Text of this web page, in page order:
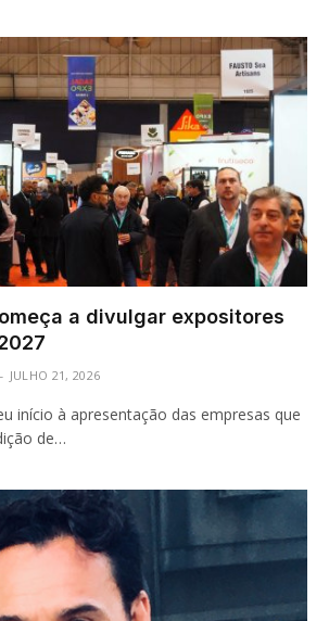
a divulgar expositores
JULHO 21, 2026
início à apresentação das empresas que
de…